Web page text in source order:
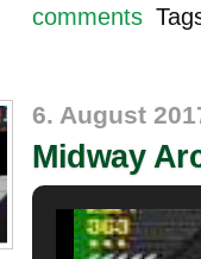
comments
6. August
Midway